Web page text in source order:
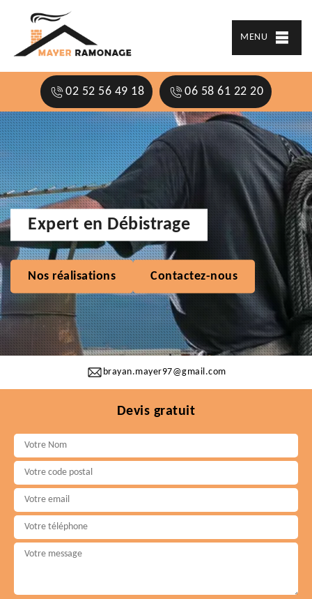
MENU
02 52 56 49 18 06 58 61 22 20
brayan.mayer97@gmail.com
Expert en Débistrage
Nos réalisations Contactez-nous
Devis gratuit